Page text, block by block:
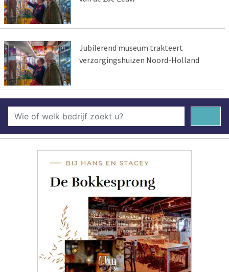
Jubilerend museum trakteert
verzorgingshuizen Noord-Holland